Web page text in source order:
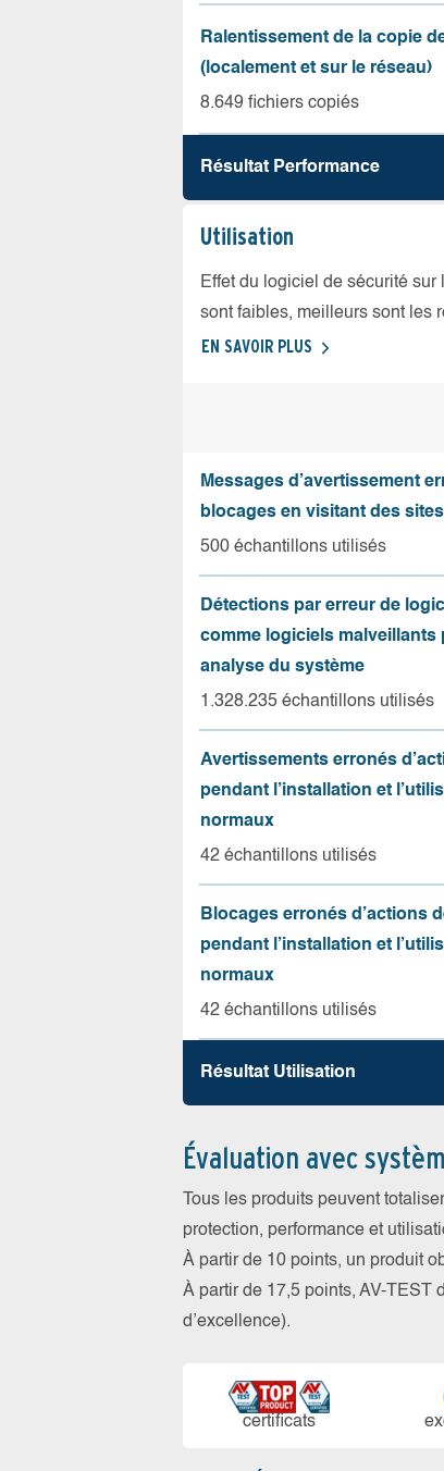
Ralentissement de la copie
(localement et sur le réseau)
8.649 fichiers copiés
Résultat Performance
Utilisation
Effet du logiciel de sécurité sur
sont faibles, meilleurs sont les
EN SAVOIR PLUS
Messages d’avertissement
blocages en visitant des
500 échantillons utilisés
Détections par erreur de
comme logiciels malveillants
analyse du système
1.328.235 échantillons utilisés
Avertissements erronés
pendant l’installation et
normaux
42 échantillons utilisés
Blocages erronés d’actions
pendant l’installation et
normaux
42 échantillons utilisés
Résultat Utilisation
Évaluation avec
Tous les produits peuvent
protection, performance et
À partir de 10 points, un produit
À partir de 17,5 points, AV-TEST
d’excellence).
certi­ficats